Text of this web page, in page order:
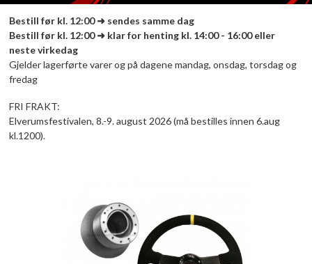
Bestill før kl. 12:00 ➜ sendes samme dag
Bestill før kl. 12:00 ➜ klar for henting kl. 14:00 - 16:00 eller
neste virkedag
Gjelder lagerførte varer og på dagene mandag, onsdag, torsdag og
fredag
FRI FRAKT:
Elverumsfestivalen, 8.-9. august 2026 (må bestilles innen 6.aug
kl.1200).